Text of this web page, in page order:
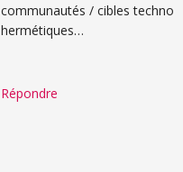
communautés / cibles techno
hermétiques…
Répondre